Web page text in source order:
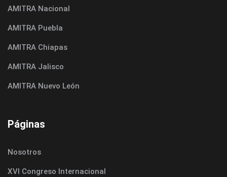
AMITRA Nacional
AMITRA Puebla
AMITRA Chiapas
AMITRA Jalisco
AMITRA Nuevo León
Páginas
Nosotros
XVI Congreso Internacional